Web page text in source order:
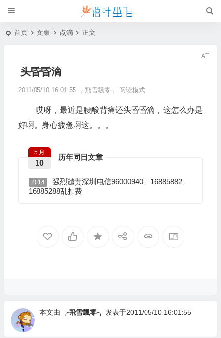
首页 文集 点滴 正文
头昏昏滴
2011/05/10 16:01:55 ╭飛雪飄零╮ 阅读模式
哎呀，最近是腰酸背痛还头昏昏滴，这怎么办是
好啊。身心疲惫啊这。。。
历年同日文章
5 月
10
2014
强烈谴责深圳电信96000940、16885882、
16885288乱扣费
本文由 ╭飛雪飄零╮ 发表于2011/05/10 16:01:55